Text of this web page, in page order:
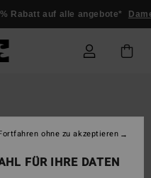
Rabatt auf alle angebote*
FÜR IHRE DATEN
ohne zu akzeptieren